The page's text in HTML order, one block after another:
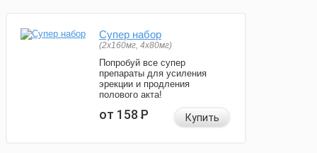
Супер набор
(2х160мг, 4х80мг)
Попробуй все супер
препараты для усиления
эрекции и продления
полового акта!
от 158Р Купить